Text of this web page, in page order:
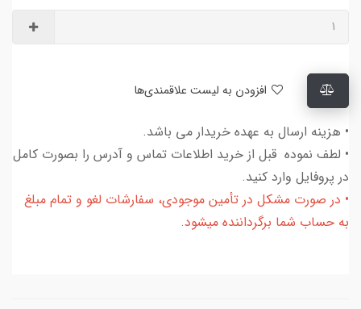
• هزینه ارسال به عهده خریدار می باشد.
• لطف نموده قبل از خرید اطلاعات تماس و آدرس را بصورت کامل
در پروفایل وارد کنید.
• در صورت مشکل در تأمین موجودی، سفارشات لغو و تمام مبلغ
به حساب شما برگرداننده میشود.